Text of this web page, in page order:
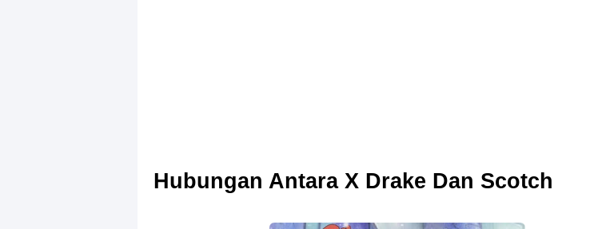
Hubungan Antara X Drake Dan Scotch